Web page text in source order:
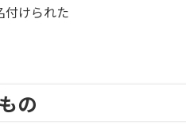
付けられた
の